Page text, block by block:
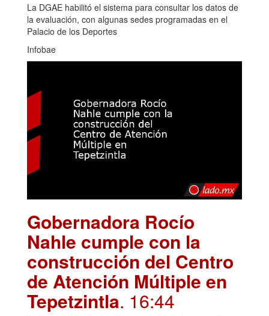
La DGAE habilitó el sistema para consultar los datos de
la evaluación, con algunas sedes programadas en el
Palacio de los Deportes
Infobae
Gobernadora Rocío
Nahle cumple con la
construcción del Centro
de Atención Múltiple en
Tepetzintla. 16:44